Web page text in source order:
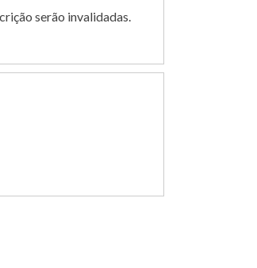
serão invalidadas.